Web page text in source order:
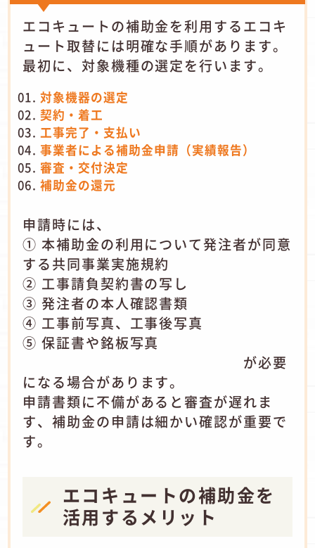
エコキュートの補助金を利用するエコキ
ュート取替には明確な手順があります。
最初に、対象機種の選定を行います。
対象機器の選定
契約・着工
工事完了・支払い
事業者による補助金申請（実績報告）
審査・交付決定
補助金の還元
申請時には、
① 本補助金の利用について発注者が同意
する共同事業実施規約
② 工事請負契約書の写し
③ 発注者の本人確認書類
④ 工事前写真、工事後写真
⑤ 保証書や銘板写真
が必要
になる場合があります。
申請書類に不備があると審査が遅れま
す、補助金の申請は細かい確認が重要で
す。
エコキュートの補助金を
活用するメリット